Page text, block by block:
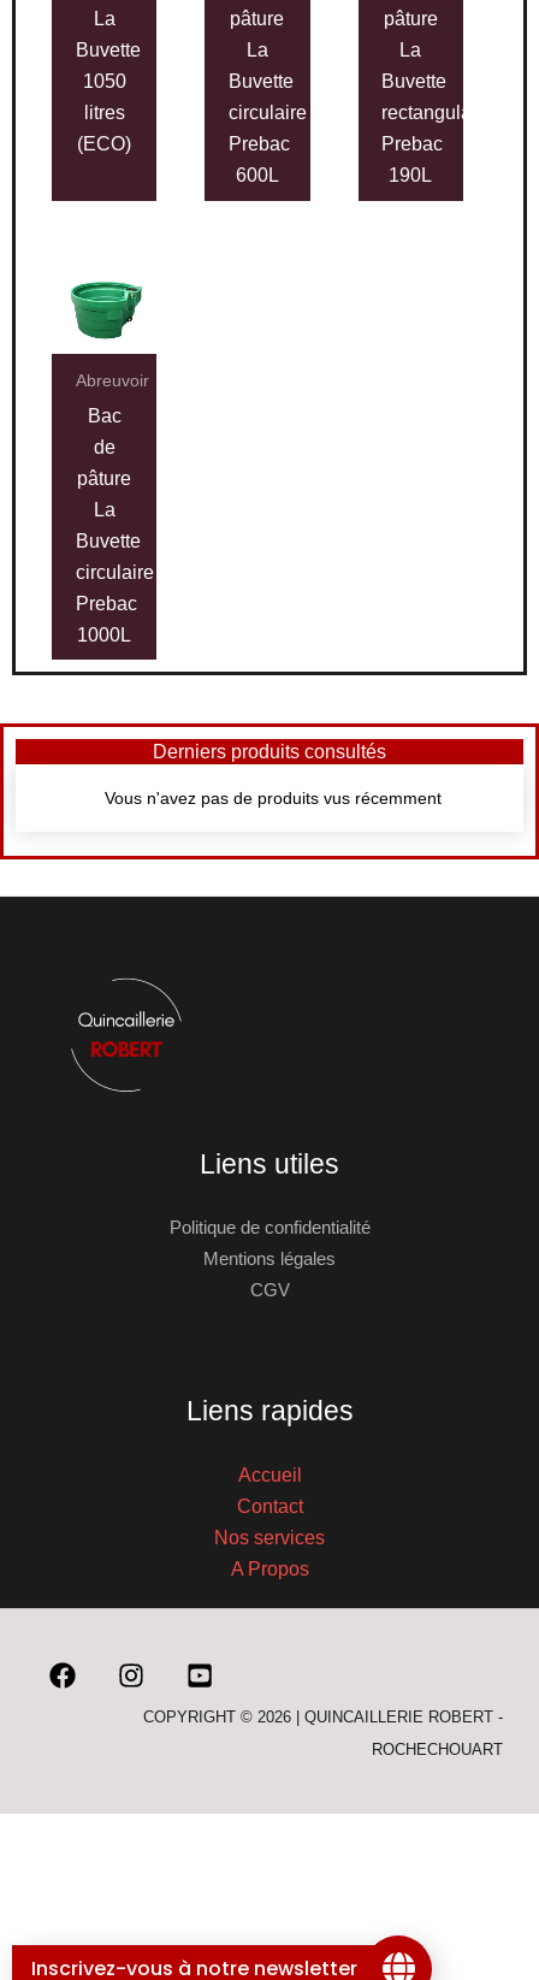
La
Buvette
1050
litres
(ECO)
pâture
La
Buvette
circulaire
Prebac
600L
pâture
La
Buvette
rectangulaire
Prebac
190L
Abreuvoir
Bac
de
pâture
La
Buvette
circulaire
Prebac
1000L
Derniers produits consultés
Vous n'avez pas de produits vus récemment
Liens utiles
Politique de confidentialité
Mentions légales
CGV
Liens rapides
Accueil
Contact
Nos services
A Propos
COPYRIGHT © 2026 | QUINCAILLERIE ROBERT -
ROCHECHOUART
Inscrivez-vous à notre newsletter